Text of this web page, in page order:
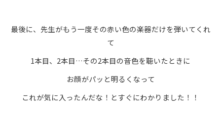
最後に、先生がもう一度その赤い色の楽器だけを弾いてくれ
て
1本目、2本目…その2本目の音色を聴いたときに
お顔がパッと明るくなって
これが気に入ったんだな！とすぐにわかりました！！